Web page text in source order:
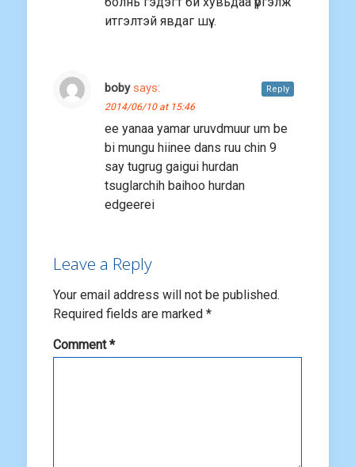
итгэлтэй явдаг шүү…
boby says:
2014/06/10 at 15:46
ee yanaa yamar uruvdmuur um be
bi mungu hiinee dans ruu chin 9
say tugrug gaigui hurdan
tsuglarchih baihoo hurdan
edgeerei
Reply
Leave a Reply
Your email address will not be published.
Required fields are marked *
Comment*